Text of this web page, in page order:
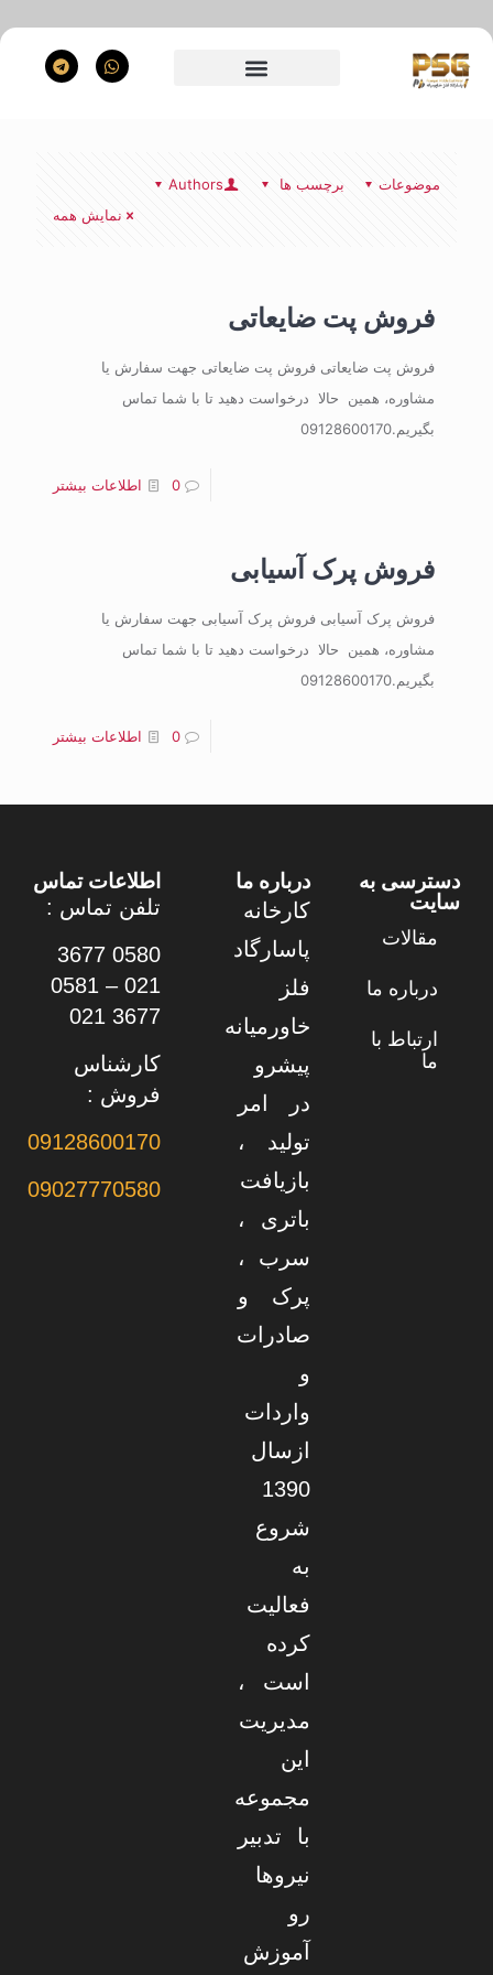
موضوعات برچسب ها
Authors
نمایش همه
فروش پت ضایعاتی
فروش پت ضایعاتی فروش پت ضایعاتی جهت سفارش یا
مشاوره، همین حالا درخواست دهید تا با شما تماس
بگیریم.09128600170
0 اطلاعات بیشتر
فروش پرک آسیابی
فروش پرک آسیابی فروش پرک آسیابی جهت سفارش یا
مشاوره، همین حالا درخواست دهید تا با شما تماس
بگیریم.09128600170
0 اطلاعات بیشتر
دسترسی به
سایت
مقالات
درباره ما
ارتباط با
ما
درباره ما
کارخانه
پاسارگاد
فلز
خاورمیانه
پیشرو
در امر
تولید ،
بازیافت
باتری ،
سرب ،
پرک و
صادرات
و
واردات
ازسال
1390
شروع
به
فعالیت
کرده
است ،
مدیریت
این
مجموعه
با تدبیر
نیروها
رو
آموزش
اطلاعات تماس
تلفن تماس :
0580 3677
021 – 0581
3677 021
کارشناس
فروش :
09128600170
09027770580